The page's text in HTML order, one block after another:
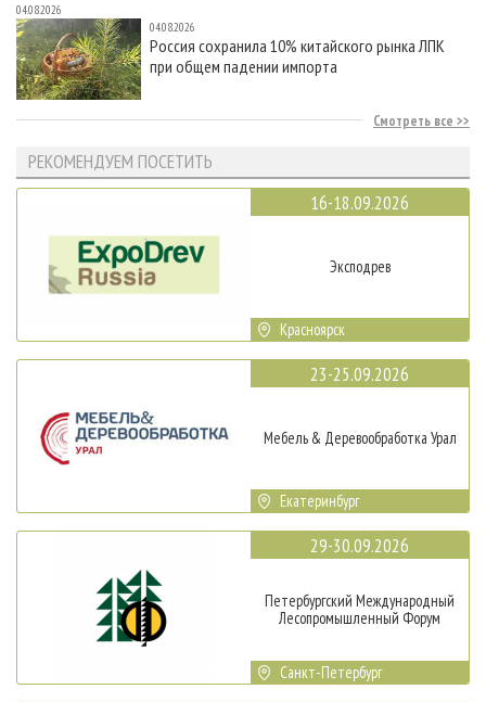
04.08.2026
04.08.2026
Россия сохранила 10% китайского рынка ЛПК
при общем падении импорта
Смотреть все
РЕКОМЕНДУЕМ ПОСЕТИТЬ
16-18.09.2026
Эксподрев
Красноярск
23-25.09.2026
Мебель & Деревообработка Урал
Екатеринбург
29-30.09.2026
Петербургский Международный
Лесопромышленный Форум
Санкт-Петербург